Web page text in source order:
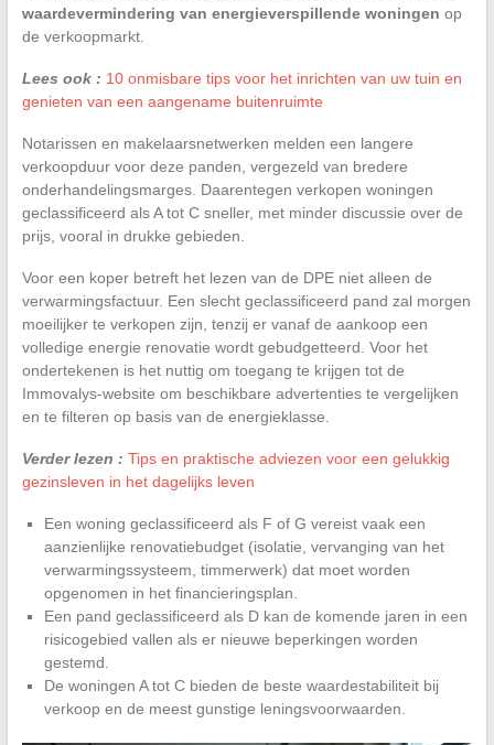
waardevermindering van energieverspillende woningen op
de verkoopmarkt.
Lees ook : 10 onmisbare tips voor het inrichten van uw tuin en
genieten van een aangename buitenruimte
Notarissen en makelaarsnetwerken melden een langere
verkoopduur voor deze panden, vergezeld van bredere
onderhandelingsmarges. Daarentegen verkopen woningen
geclassificeerd als A tot C sneller, met minder discussie over de
prijs, vooral in drukke gebieden.
Voor een koper betreft het lezen van de DPE niet alleen de
verwarmingsfactuur. Een slecht geclassificeerd pand zal morgen
moeilijker te verkopen zijn, tenzij er vanaf de aankoop een
volledige energie renovatie wordt gebudgetteerd. Voor het
ondertekenen is het nuttig om toegang te krijgen tot de
Immovalys-website om beschikbare advertenties te vergelijken
en te filteren op basis van de energieklasse.
Verder lezen : Tips en praktische adviezen voor een gelukkig
gezinsleven in het dagelijks leven
Een woning geclassificeerd als F of G vereist vaak een
aanzienlijke renovatiebudget (isolatie, vervanging van het
verwarmingssysteem, timmerwerk) dat moet worden
opgenomen in het financieringsplan.
Een pand geclassificeerd als D kan de komende jaren in een
risicogebied vallen als er nieuwe beperkingen worden
gestemd.
De woningen A tot C bieden de beste waardestabiliteit bij
verkoop en de meest gunstige leningsvoorwaarden.